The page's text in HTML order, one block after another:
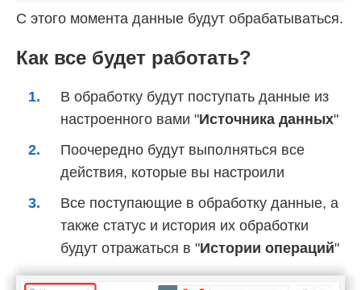
С этого момента данные будут обрабатываться.
Как все будет работать?
В обработку будут поступать данные из
настроенного вами "Источника данных"
Поочередно будут выполняться все
действия, которые вы настроили
Все поступающие в обработку данные, а
также статус и история их обработки
будут отражаться в "Истории операций"